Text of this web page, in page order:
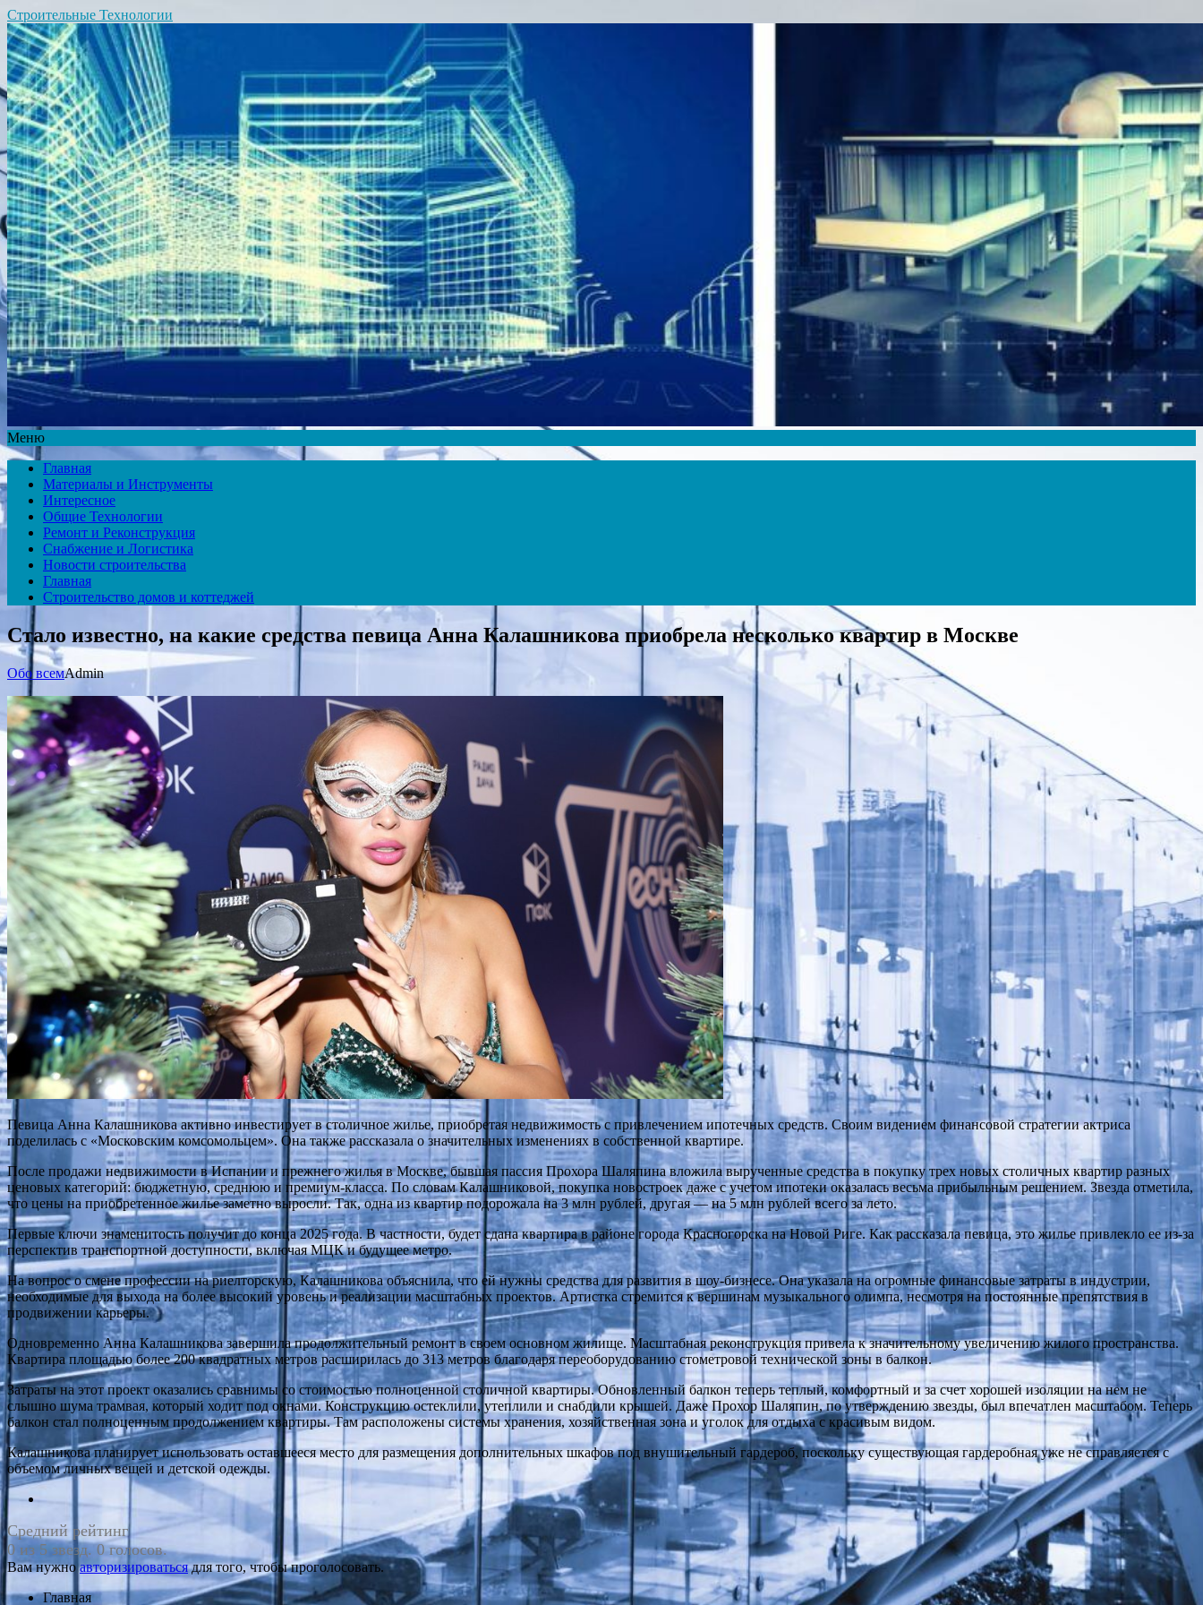
Строительные Технологии
Меню
Главная
Материалы и Инструменты
Интересное
Общие Технологии
Ремонт и Реконструкция
Снабжение и Логистика
Новости строительства
Главная
Строительство домов и коттеджей
Стало известно, на какие средства певица Анна Калашникова приобрела несколько квартир в Москве
Обо всемAdmin
Певица Анна Калашникова активно инвестирует в столичное жилье, приобретая недвижимость с привлечением ипотечных средств. Своим видением финансовой стратегии актриса
поделилась с «Московским комсомольцем»‎. Она также рассказала о значительных изменениях в собственной квартире.
После продажи недвижимости в Испании и прежнего жилья в Москве, бывшая пассия Прохора Шаляпина вложила вырученные средства в покупку трех новых столичных квартир разных
ценовых категорий: бюджетную, среднюю и премиум-класса. По словам Калашниковой, покупка новостроек даже с учетом ипотеки оказалась весьма прибыльным решением. Звезда отметила,
что цены на приобретенное жилье заметно выросли. Так, одна из квартир подорожала на 3 млн рублей, другая — на 5 млн рублей всего за лето.
Первые ключи знаменитость получит до конца 2025 года. В частности, будет сдана квартира в районе города Красногорска на Новой Риге. Как рассказала певица, это жилье привлекло ее из-за
перспектив транспортной доступности, включая МЦК и будущее метро.
На вопрос о смене профессии на риелторскую, Калашникова объяснила, что ей нужны средства для развития в шоу-бизнесе. Она указала на огромные финансовые затраты в индустрии,
необходимые для выхода на более высокий уровень и реализации масштабных проектов. Артистка стремится к вершинам музыкального олимпа, несмотря на постоянные препятствия в
продвижении карьеры.
Одновременно Анна Калашникова завершила продолжительный ремонт в своем основном жилище. Масштабная реконструкция привела к значительному увеличению жилого пространства.
Квартира площадью более 200 квадратных метров расширилась до 313 метров благодаря переоборудованию стометровой технической зоны в балкон.
Затраты на этот проект оказались сравнимы со стоимостью полноценной столичной квартиры. Обновленный балкон теперь теплый, комфортный и за счет хорошей изоляции на нем не
слышно шума трамвая, который ходит под окнами. Конструкцию остеклили, утеплили и снабдили крышей. Даже Прохор Шаляпин, по утверждению звезды, был впечатлен масштабом. Теперь
балкон стал полноценным продолжением квартиры. Там расположены системы хранения, хозяйственная зона и уголок для отдыха с красивым видом.
Калашникова планирует использовать оставшееся место для размещения дополнительных шкафов под внушительный гардероб, поскольку существующая гардеробная уже не справляется с
объемом личных вещей и детской одежды.
Средний рейтинг
0 из 5 звезд. 0 голосов.
Вам нужноавторизироватьсядля того, чтобы проголосовать.
Главная